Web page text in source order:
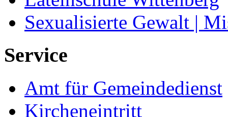
Sexualisierte Gewalt |
Service
Amt für Gemeindedienst
Kircheneintritt